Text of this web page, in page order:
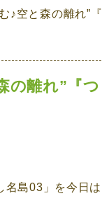
♪空と森の離れ”
の離れ”『
島03」を今日